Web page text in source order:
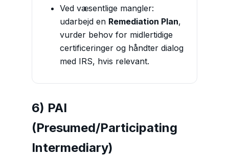
Ved væsentlige mangler:
udarbejd en Remediation Plan,
vurder behov for midlertidige
certificeringer og håndter dialog
med IRS, hvis relevant.
6) PAI
(Presumed/Participating
Intermediary)